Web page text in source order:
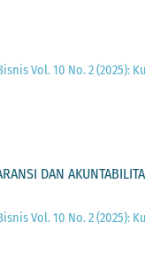
Vol. 10 No. 2 (2025):
DAN
Vol. 10 No. 2 (2025):